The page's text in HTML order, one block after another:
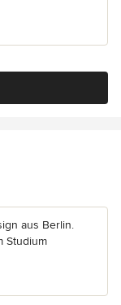
aus Berlin.
Studium